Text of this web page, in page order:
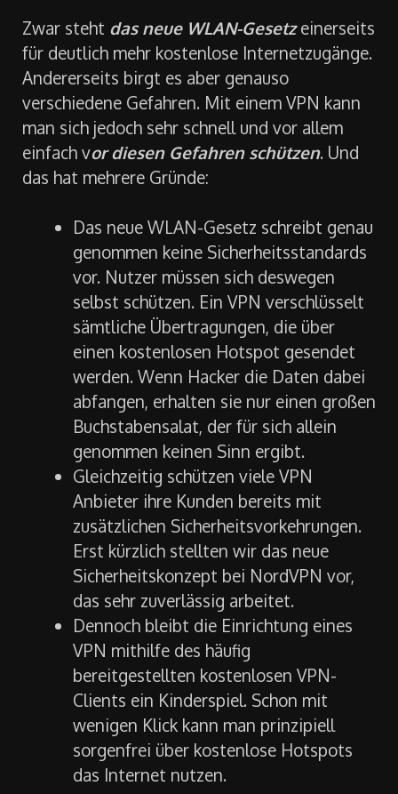
Zwar steht das neue WLAN-Gesetzeinerseits
für deutlich mehr kostenlose Internetzugänge.
Andererseits birgt es aber genauso
verschiedene Gefahren. Mit einem VPN kann
man sich jedoch sehr schnell und vor allem
einfach vor diesen Gefahren schützen. Und
das hat mehrere Gründe:
Das neue WLAN-Gesetz schreibt genau
genommen keine Sicherheitsstandards
vor. Nutzer müssen sich deswegen
selbst schützen. Ein VPN verschlüsselt
sämtliche Übertragungen, die über
einen kostenlosen Hotspot gesendet
werden. Wenn Hacker die Daten dabei
abfangen, erhalten sie nur einen großen
Buchstabensalat, der für sich allein
genommen keinen Sinn ergibt.
Gleichzeitig schützen viele VPN
Anbieter ihre Kunden bereits mit
zusätzlichen Sicherheitsvorkehrungen.
Erst kürzlich stellten wir das neue
Sicherheitskonzept bei NordVPN vor,
das sehr zuverlässig arbeitet.
Dennoch bleibt die Einrichtung eines
VPN mithilfe des häufig
bereitgestellten kostenlosen VPN-
Clients ein Kinderspiel. Schon mit
wenigen Klick kann man prinzipiell
sorgenfrei über kostenlose Hotspots
das Internet nutzen.